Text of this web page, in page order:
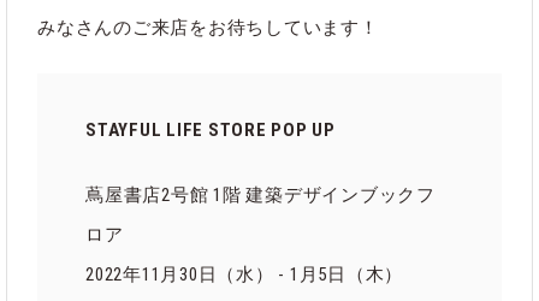
みなさんのご来店をお待ちしています！
STAYFUL LIFE STORE POP UP
蔦屋書店2号館 1階 建築デザインブックフ
ロア
2022年11月30日（水） - 1月5日（木）